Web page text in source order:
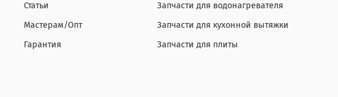
Статьи
Мастерам/Опт
Гарантия
Запчасти для водонагревателя
Запчасти для кухонной вытяжки
Запчасти для плиты